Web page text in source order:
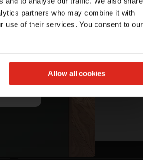
partners who may combine it with
use of their services. You consent to our
Allow all cookies